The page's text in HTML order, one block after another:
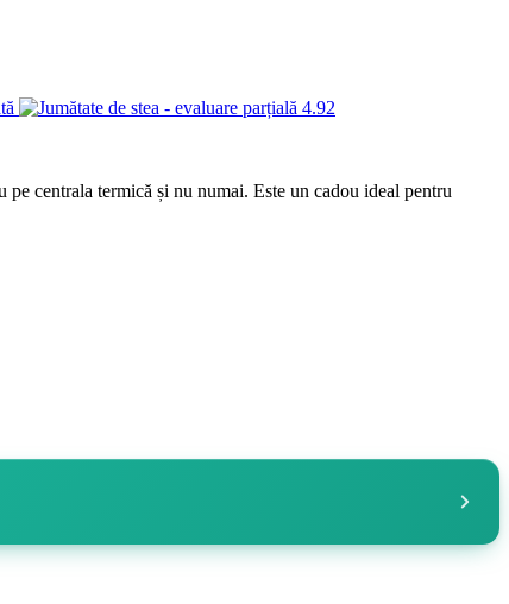
4.92
centrala termică și nu numai. Este un cadou ideal pentru